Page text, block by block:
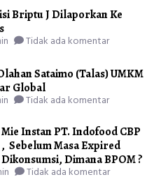
Briptu J Dilaporkan Ke
Tidak ada komentar
Sataimo (Talas) UMKM
Global
Tidak ada komentar
Instan PT. Indofood CBP
Sebelum Masa Expired
Dimana BPOM ?
Tidak ada komentar